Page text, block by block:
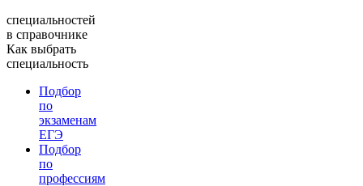
специальностей
в справочнике
Как выбрать
специальность
Подбор
по
экзаменам
ЕГЭ
Подбор
по
профессиям